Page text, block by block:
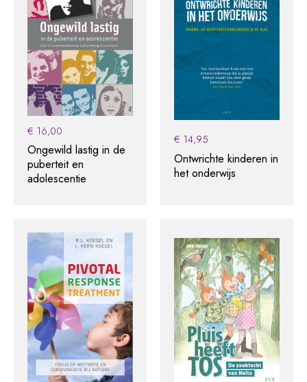
€ 16,00
Ongewild lastig in de
puberteit en
adolescentie
€ 14,95
Ontwrichte kinderen in
het onderwijs